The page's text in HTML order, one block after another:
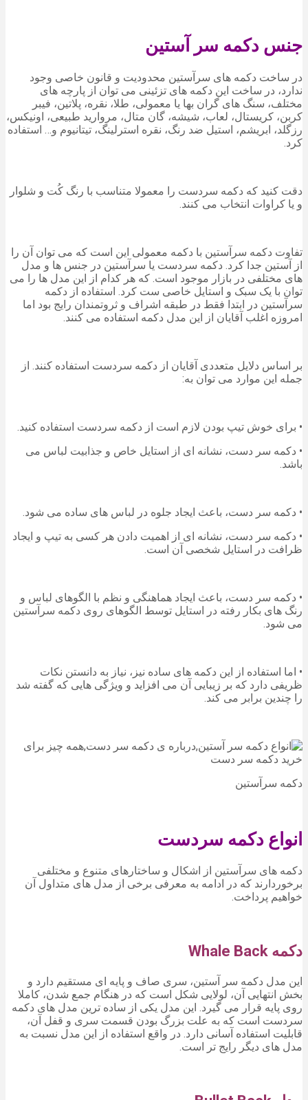
جنس دکمه سر آستین
در ساخت دکمه های سرآستین محدودیت و قانون خاصی وجود
ندارد، در ساخت این دکمه های تزئینی می توان از پارچه های
مختلف، سنگ های گران بها یا معمولی، طلا، نقره، پلاتین، فیبر
کربن، کریستال، لعاب، شیشه، گان متال، مروارید طبیعی، اونیکس،
رزگلد، ابریشم، استیل ضد رنگ، نقره استرلینگ، تیتانیوم و… استفاده
کرد.
دقت کنید که دکمه سردست را معمولا متناسب با رنگ کُت و شلوار
و یا کراوات انتخاب می کنند.
تفاوت دکمه سرآستین با دکمه معمولی این است که می توان آن را
از آستین جدا کرد. دکمه سردست یا سرآستین در جنس ها و مدل
های مختلفی در بازار موجود است. که هر کدام از این مدل ها را می
توان با یک سبک و استایل خاصی ست کرد. استفاده از دکمه
سرآستین در ابتدا فقط در طبقه اشراف و ثروتمندان رایج بود اما
امروزه اغلب آقایان از این مدل دکمه استفاده می کنند.
بر اساس دلایل متعددی آقایان از دکمه سردست استفاده کنند. از
جمله این موارد می توان به:
• برای خوش تیپ بودن لازم است از دکمه سردست استفاده کنید.
• دکمه سر دست، نشانه ای از استایل خاص و جذابیت لباس می
باشد.
• دکمه سر دست، باعث ایجاد جلوه در لباس های ساده می شود.
• دکمه سر دست، نشانه ای از اهمیت دادن هر کسی به تیپ و ایجاد
ظرافت در استایل شخصی آن است.
• دکمه سر دست، باعث ایجاد هماهنگی و نظم با الگوهای لباس و
رنگ های بکار رفته در استایل توسط الگوهای روی دکمه سرآستین
می شود.
• اما استفاده از این دکمه های ساده نیز، نیاز به دانستن نکات
ظریفی دارد که بر زیبایی آن می افزاید و ویژگی هایی که گفته شد
را چندین برابر می کند.
دکمه سرآستین
انواع دکمه سردست
دکمه های سرآستین از اشکال و ساختارهای متنوع و مختلفی
برخوردارند که در ادامه به معرفی برخی از مدل های متداول آن
خواهیم پرداخت.
دکمه Whale Back
این مدل دکمه سر آستین، سری صاف و پایه ای مستقیم دارد و
بخش انتهایی آن، لولایی شکل است که در هنگام جمع شدن، کاملا
روی پایه قرار می گیرد. این مدل یکی از ساده ترین مدل های دکمه
سردست است که به علت بزرگ بودن قسمت سری و قفل آن،
قابلیت استفاده آسانی دارد. در واقع استفاده از این مدل نسبت به
مدل های دیگر رایج تر است.